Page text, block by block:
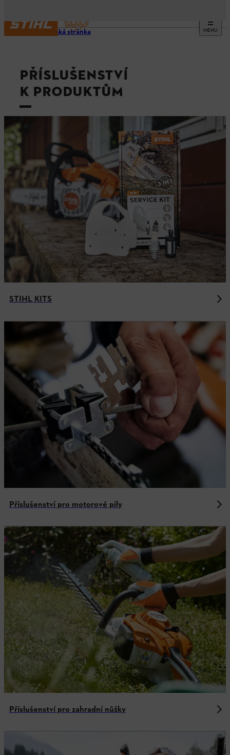
MENU
Domovská stránka
PŘÍSLUŠENSTVÍ
K PRODUKTŮM
STIHL KITS
Příslušenství pro motorové pily
Příslušenství pro zahradní nůžky